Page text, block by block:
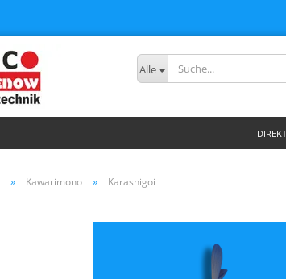
Alle
» Kawarimono » Karashigoi